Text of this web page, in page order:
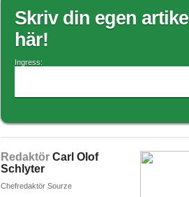
Skriv din egen artikel
här!
Ingress:
Redaktör Carl Olof
Schlyter
Chefredaktör Sourze